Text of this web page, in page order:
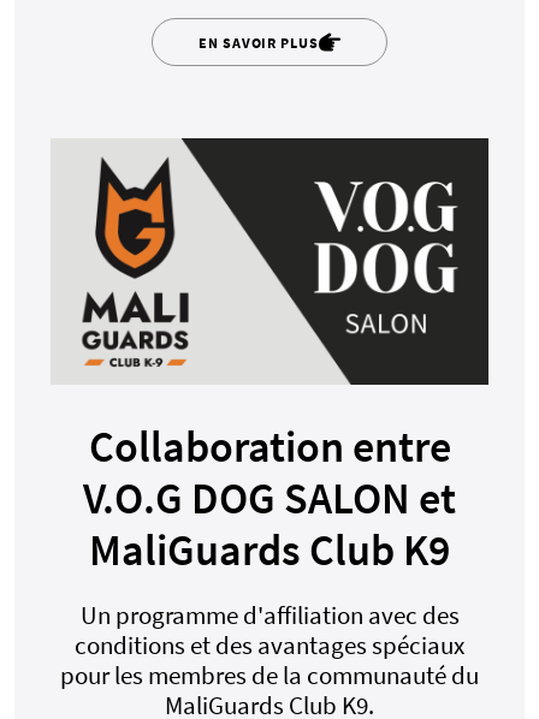
EN SAVOIR PLUS
Collaboration entre
V.O.G DOG SALON et
MaliGuards Club K9
Un programme d'affiliation avec des
conditions et des avantages spéciaux
pour les membres de la communauté du
MaliGuards Club K9.